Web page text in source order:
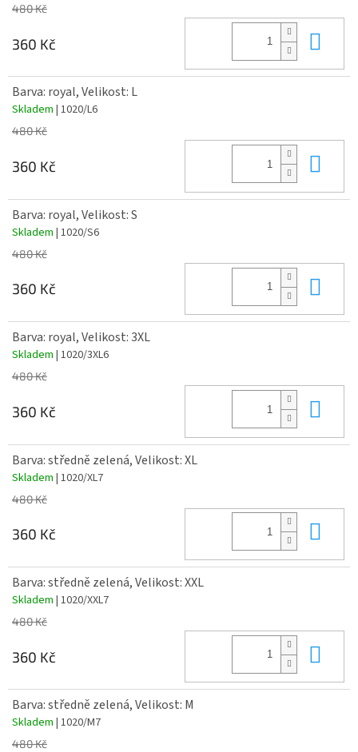
480 Kč
360 Kč
Barva: royal, Velikost: L
Skladem | 1020/L6
480 Kč
360 Kč
Barva: royal, Velikost: S
Skladem | 1020/S6
480 Kč
360 Kč
Barva: royal, Velikost: 3XL
Skladem | 1020/3XL6
480 Kč
360 Kč
Barva: středně zelená, Velikost: XL
Skladem | 1020/XL7
480 Kč
360 Kč
Barva: středně zelená, Velikost: XXL
Skladem | 1020/XXL7
480 Kč
360 Kč
Barva: středně zelená, Velikost: M
Skladem | 1020/M7
480 Kč